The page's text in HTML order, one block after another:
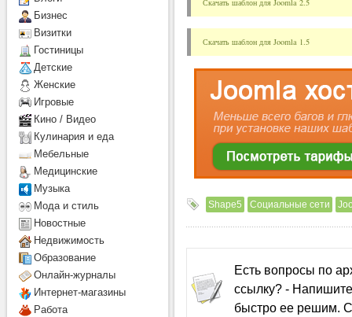
Скачать шаблон для Joomla 1.5
Shape5 Социальные сети
Есть вопросы по
ссылку? -
быстро ее решим.
Бизнес
Визитки
Гостиницы
Детcкие
Женские
Игровые
Кино / Видео
Кулинария и еда
Мебельные
Медицинские
Музыка
Мода и стиль
Новостные
Недвижимость
Образование
Онлайн-журналы
Интернет-магазины
Работа